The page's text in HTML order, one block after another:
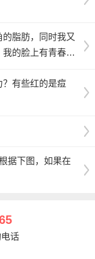
脂肪，同时我又
的脸上有青春痘
？有些红的是痘
据下图，如果在
话